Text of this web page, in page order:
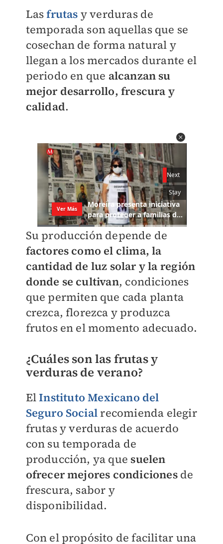
Lasfrutas y verduras de
temporada son aquellas que se
cosechan de forma natural y
llegan a los mercados durante el
periodo en que alcanzan su
mejor desarrollo, frescura y
calidad.
Su producción depende de
factores como el clima, la
cantidad de luz solar y la región
donde se cultivan, condiciones
que permiten que cada planta
crezca, florezca y produzca
frutos en el momento adecuado.
¿Cuáles son las frutas y
verduras de verano?
ElInstituto Mexicano del
Seguro Socialrecomienda elegir
frutas y verduras de acuerdo
con su temporada de
producción, ya que suelen
ofrecer mejores condicionesde
frescura, sabor y
disponibilidad.
Con el propósito de facilitar una